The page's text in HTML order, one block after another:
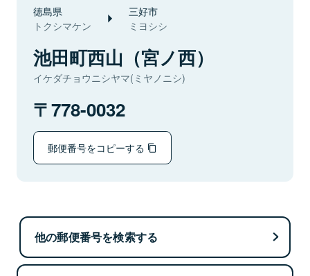
徳島県
トクシマケン
三好市
ミヨシシ
池田町西山（宮ノ西）
イケダチョウニシヤマ(ミヤノニシ)
778-0032
郵便番号をコピーする
他の郵便番号を検索する